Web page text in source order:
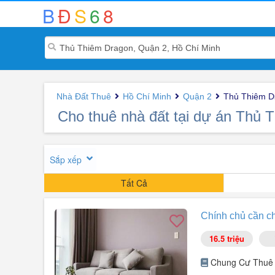
BĐS68
Nhà Đất Thuê Hồ Chí Minh Quận 2 Thủ Thiêm
Cho thuê nhà đất tại dự án Thủ
Sắp xếp
Tất Cả
Chính chủ cần
16.5 triệu
Chung Cư Thuê